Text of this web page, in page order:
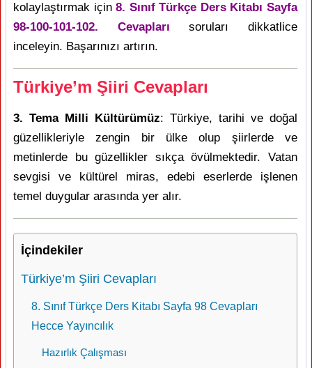
kolaylaştırmak için8. Sınıf Türkçe Ders Kitabı Sayfa
98-100-101-102. Cevapları soruları dikkatlice
inceleyin. Başarınızı artırın.
Türkiye’m Şiiri Cevapları
3. Tema Milli Kültürümüz: Türkiye, tarihi ve doğal
güzellikleriyle zengin bir ülke olup şiirlerde ve
metinlerde bu güzellikler sıkça övülmektedir. Vatan
sevgisi ve kültürel miras, edebi eserlerde işlenen
temel duygular arasında yer alır.
İçindekiler
Türkiye’m Şiiri Cevapları
8. Sınıf Türkçe Ders Kitabı Sayfa 98 Cevapları
Hecce Yayıncılık
Hazırlık Çalışması